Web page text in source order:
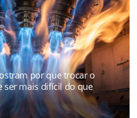
por que trocar o
ser mais difícil do que